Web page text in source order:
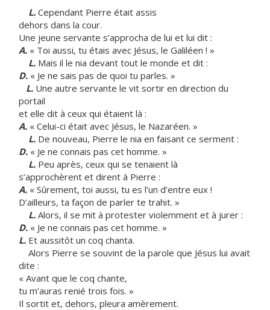
L. Cependant Pierre était assis
dehors dans la cour.
Une jeune servante s’approcha de lui et lui dit :
A. « Toi aussi, tu étais avec Jésus, le Galiléen ! »
L. Mais il le nia devant tout le monde et dit :
D. « Je ne sais pas de quoi tu parles. »
L. Une autre servante le vit sortir en direction du
portail
et elle dit à ceux qui étaient là :
A. « Celui-ci était avec Jésus, le Nazaréen. »
L. De nouveau, Pierre le nia en faisant ce serment :
D. « Je ne connais pas cet homme. »
L. Peu après, ceux qui se tenaient là
s’approchèrent et dirent à Pierre :
A. « Sûrement, toi aussi, tu es l’un d’entre eux !
D’ailleurs, ta façon de parler te trahit. »
L. Alors, il se mit à protester violemment et à jurer :
D. « Je ne connais pas cet homme. »
L. Et aussitôt un coq chanta.
Alors Pierre se souvint de la parole que Jésus lui avait
dite :
« Avant que le coq chante,
tu m’auras renié trois fois. »
Il sortit et, dehors, pleura amèrement.